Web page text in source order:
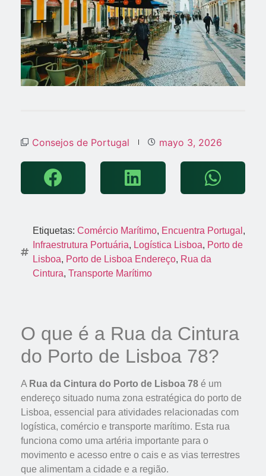
Consejos de Portugal mayo 3, 2026
Etiquetas: Comércio Marítimo, Encuentra Portugal ,
Infraestrutura Portuária, Logística Lisboa, Porto de
Lisboa, Porto de Lisboa Endereço, Rua da
Cintura, Transporte Marítimo
O que é a Rua da Cintura
do Porto de Lisboa 78?
A Rua da Cintura do Porto de Lisboa 78 é um
endereço situado numa zona estratégica do porto de
Lisboa, essencial para atividades relacionadas com
logística, comércio e transporte marítimo. Esta rua
funciona como uma artéria importante para o
movimento e acesso entre o cais e as vias terrestres
que alimentam a cidade e a região.